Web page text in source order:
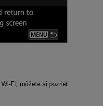
Wi-Fi , môžete si pozrieť